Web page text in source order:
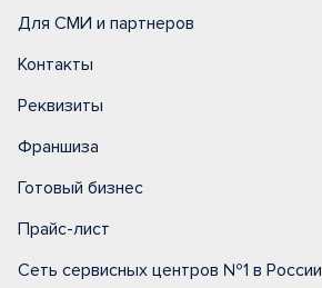
Для СМИ и партнеров
Контакты
Реквизиты
Франшиза
Готовый бизнес
Прайс-лист
Сеть сервисных центров №1 в России